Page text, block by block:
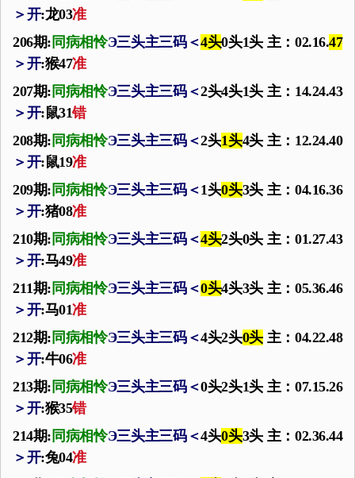
＞开:龙03准
206期: 同病相怜Э三头主三码＜4头0头1头 主：02.16.47
＞开:猴47准
207期: 同病相怜Э三头主三码＜2头4头1头 主：14.24.43
＞开:鼠31错
208期: 同病相怜Э三头主三码＜2头1头4头 主：12.24.40
＞开:鼠19准
209期: 同病相怜Э三头主三码＜1头0头3头 主：04.16.36
＞开:猪08准
210期: 同病相怜Э三头主三码＜4头2头0头 主：01.27.43
＞开:马49准
211期: 同病相怜Э三头主三码＜0头4头3头 主：05.36.46
＞开:马01准
212期: 同病相怜Э三头主三码＜4头2头0头 主：04.22.48
＞开:牛06准
213期: 同病相怜Э三头主三码＜0头2头1头 主：07.15.26
＞开:猴35错
214期: 同病相怜Э三头主三码＜4头0头3头 主：02.36.44
＞开:兔04准